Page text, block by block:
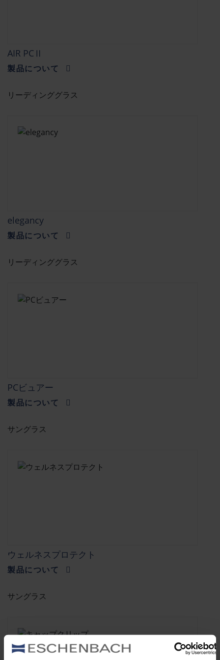
AIR PCⅡ
製品について
リーディンググラス
elegancy
製品について
リーディンググラス
PCビュアー
製品について
サングラス
ウェルネスプロテクト
製品について
サングラス